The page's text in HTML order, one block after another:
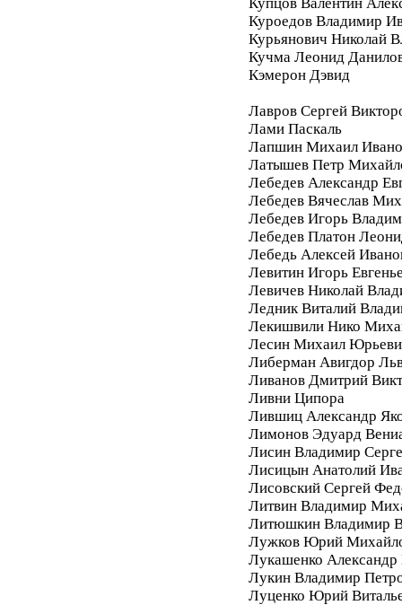
Куроедов Владимир
Курьянович Николай
Кучма Леонид
Кэмерон Дэвид
Лавров Сергей
Лами Паскаль
Лапшин Михаил
Латышев Петр
Лебедев Александр
Лебедев Вячеслав
Лебедев Игорь
Лебедев Платон
Лебедь Алексей
Левитин Игорь
Левичев Николай
Ледник Виталий
Лекишвили Нико
Лесин Михаил
Либерман Авигдор
Ливанов Дмитрий
Ливни Ципора
Лившиц Александр
Лимонов Эдуард
Лисин Владимир
Лисицын Анатолий
Лисовский Сергей
Литвин Владимир
Литюшкин Владимир
Лужков Юрий
Лукашенко Александр
Лукин Владимир
Луценко Юрий